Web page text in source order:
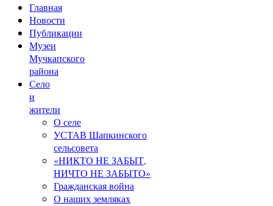
Главная
Новости
Публикации
Музеи
Мучкапского
района
Село
и
жители
О селе
УСТАВ Шапкинского
сельсовета
«НИКТО НЕ ЗАБЫТ,
НИЧТО НЕ ЗАБЫТО»
Гражданская война
О наших земляках